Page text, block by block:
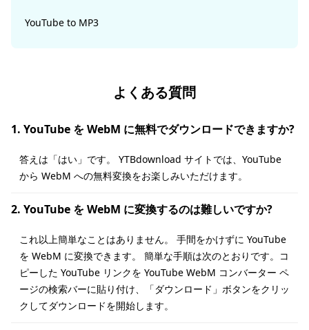
YouTube to MP3
よくある質問
1. YouTube を WebM に無料でダウンロードできますか?
答えは「はい」です。 YTBdownload サイトでは、YouTube
から WebM への無料変換をお楽しみいただけます。
2. YouTube を WebM に変換するのは難しいですか?
これ以上簡単なことはありません。 手間をかけずに YouTube
を WebM に変換できます。 簡単な手順は次のとおりです。コ
ピーした YouTube リンクを YouTube WebM コンバーター ペ
ージの検索バーに貼り付け、「ダウンロード」ボタンをクリッ
クしてダウンロードを開始します。